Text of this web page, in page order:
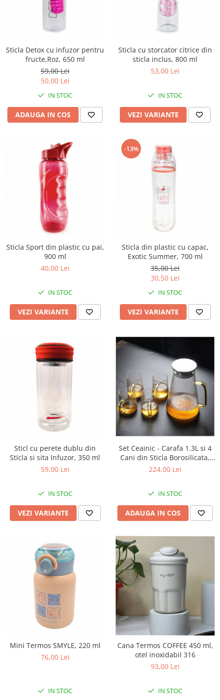
Sticla Detox cu infuzor pentru
fructe,Roz, 650 ml
59,00 Lei
50,00 Lei
IN STOC
ADAUGA IN COS
Sticla cu storcator citrice din
sticla inclus, 800 ml
53,00 Lei
IN STOC
VEZI VARIANTE
Sticla Sport din plastic cu pai,
900 ml
40,00 Lei
IN STOC
VEZI VARIANTE
-13%
Sticla din plastic cu capac,
Exotic Summer, 700 ml
35,00 Lei
30,50 Lei
IN STOC
VEZI VARIANTE
Sticl cu perete dublu din
Sticla si sita Infuzor, 350 ml
59,00 Lei
IN STOC
VEZI VARIANTE
Set Ceainic - Carafa 1.3L si 4
Cani din Sticla Borosilicata,
LINES
224,00 Lei
IN STOC
ADAUGA IN COS
Mini Termos SMYLE, 220 ml
76,00 Lei
IN STOC
Cana Termos COFFEE 450 ml,
otel inoxidabil 316
93,00 Lei
IN STOC